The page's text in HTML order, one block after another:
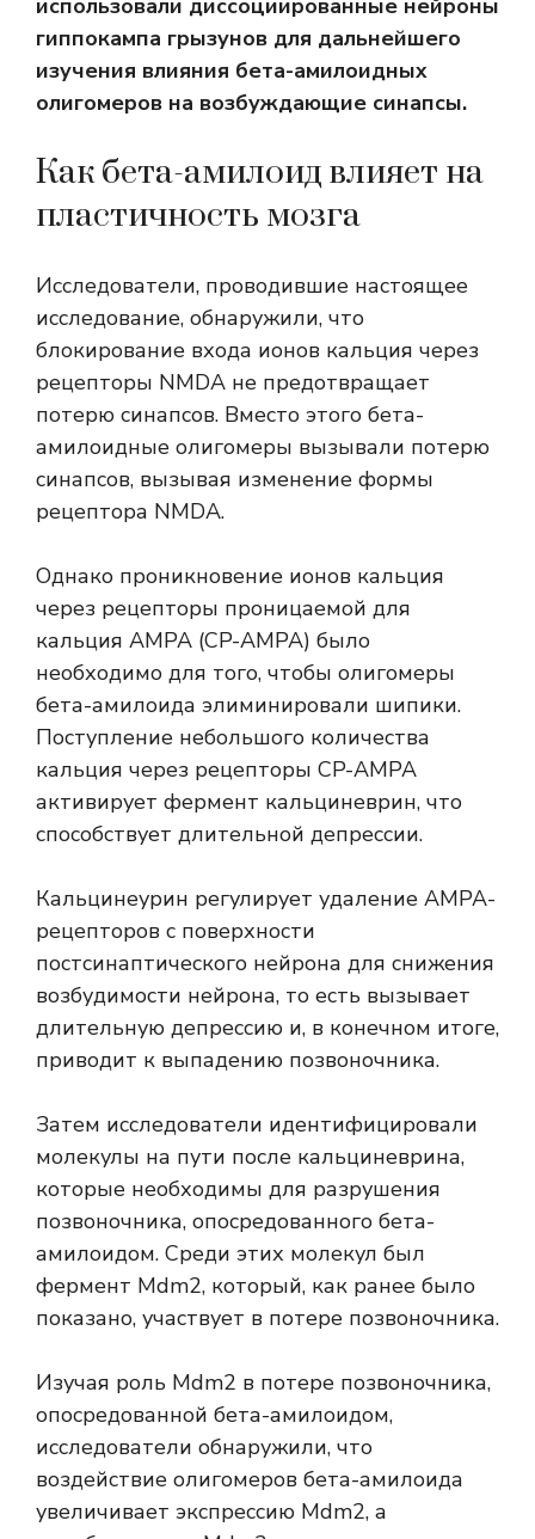
использовали диссоциированные нейроны
гиппокампа грызунов для дальнейшего
изучения влияния бета-амилоидных
олигомеров на возбуждающие синапсы.
Как бета-амилоид влияет на
пластичность мозга
Исследователи, проводившие настоящее
исследование, обнаружили, что
блокирование входа ионов кальция через
рецепторы NMDA не предотвращает
потерю синапсов. Вместо этого бета-
амилоидные олигомеры вызывали потерю
синапсов, вызывая изменение формы
рецептора NMDA.
Однако проникновение ионов кальция
через рецепторы проницаемой для
кальция АМРА (CP-АМРА) было
необходимо для того, чтобы олигомеры
бета-амилоида элиминировали шипики.
Поступление небольшого количества
кальция через рецепторы CP-AMPA
активирует фермент кальциневрин, что
способствует длительной депрессии.
Кальцинеурин регулирует удаление АМРА-
рецепторов с поверхности
постсинаптического нейрона для снижения
возбудимости нейрона, то есть вызывает
длительную депрессию и, в конечном итоге,
приводит к выпадению позвоночника.
Затем исследователи идентифицировали
молекулы на пути после кальциневрина,
которые необходимы для разрушения
позвоночника, опосредованного бета-
амилоидом. Среди этих молекул был
фермент Mdm2, который, как ранее было
показано, участвует в потере позвоночника.
Изучая роль Mdm2 в потере позвоночника,
опосредованной бета-амилоидом,
исследователи обнаружили, что
воздействие олигомеров бета-амилоида
увеличивает экспрессию Mdm2, а